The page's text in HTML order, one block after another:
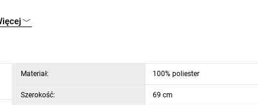
Materiał: 100% poliester
Szerokość: 69 cm